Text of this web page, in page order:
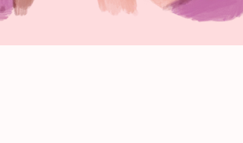
& pratiques
et toys